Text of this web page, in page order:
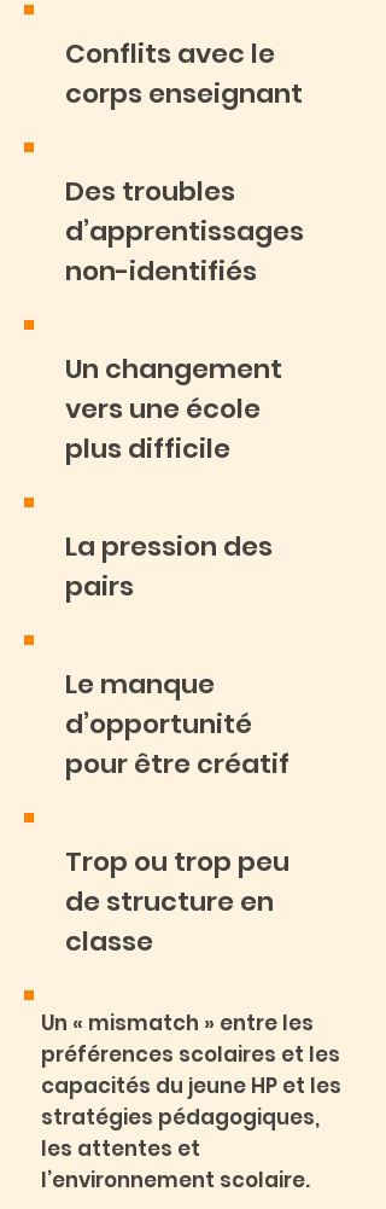
Conflits avec le
corps enseignant
Des troubles
d’apprentissages
non-identifiés
Un changement
vers une école
plus difficile
La pression des
pairs
Le manque
d’opportunité
pour être créatif
Trop ou trop peu
de structure en
classe
Un « mismatch » entre les
préférences scolaires et les
capacités du jeune HP et les
stratégies pédagogiques,
les attentes et
l’environnement scolaire.